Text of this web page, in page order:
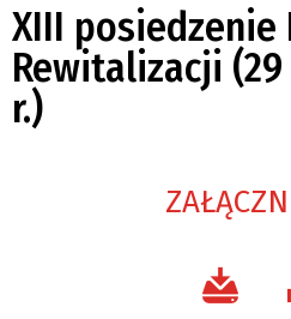
XIII
Rewitalizacji (29
r.)